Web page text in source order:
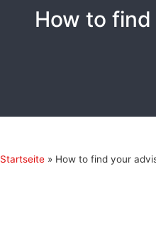
How to
Startseite » How to find your